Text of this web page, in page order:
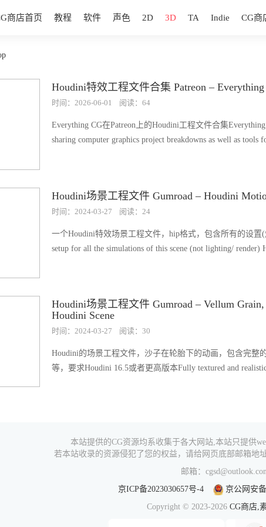
商店首页 教程 软件 声色 2D 3D TA Indie CG商
Houdini特效工程文件合集 Patreon –
时间：2026-06-01 阅读：64
Everything CG在Patreon上的Houdini工程文件合集
sharing computer graphics project breakdowns as well as tools
Houdini场景工程文件 Gumroad – Houdini
时间：2024-03-27 阅读：24
一个Houdini特效场景工程文件，hip格式，包含所有的设置
setup for all the simulations of this scene (not lighting/ render)
Houdini场景工程文件 Gumroad – Vellum
Houdini Scene
时间：2024-03-27 阅读：30
Houdini的场景工程文件，沙子在轮胎下的动画，包含完整
等，要求Houdini 16.5或者更高版本Fully textured and
本站提供的CG资源均系收集于各大网站,本站只提供
若本站收录的资源侵犯了您的权益，请给网页底部邮箱地
邮箱：
京ICP备2023030657号-4
京公网安备
Copyright © 2023-2026 CG商店,